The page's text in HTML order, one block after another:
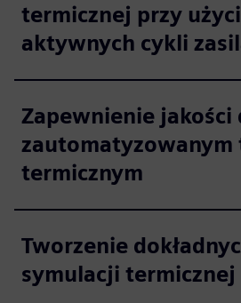
termicznej przy
aktywnych cykli
Zapewnienie jakości
zautomatyzowanym
termicznym
Tworzenie
symulacji termicznej